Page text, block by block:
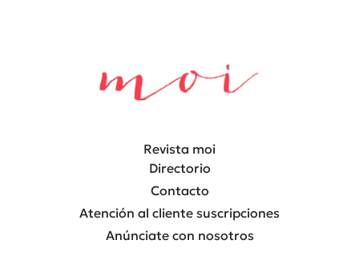
Revista moi
Directorio
Contacto
Atención al cliente suscripciones
Anúnciate con nosotros